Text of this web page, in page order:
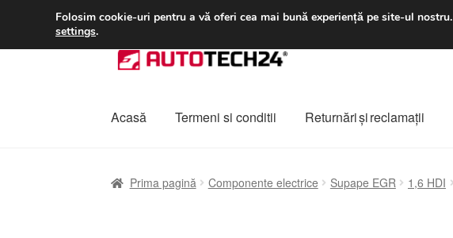
LIVRARE de la 33 lei
Sari
la
Sari
la
Acasă Termeni si conditii Returnări şi reclamații
Prima pagină Componente electrice Supape EGR 1,6 HDI
Folosim cookie-uri pentru a vă oferi cea mai bună experiență pe site-ul nostru.
settings.